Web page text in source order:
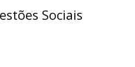
Sociais